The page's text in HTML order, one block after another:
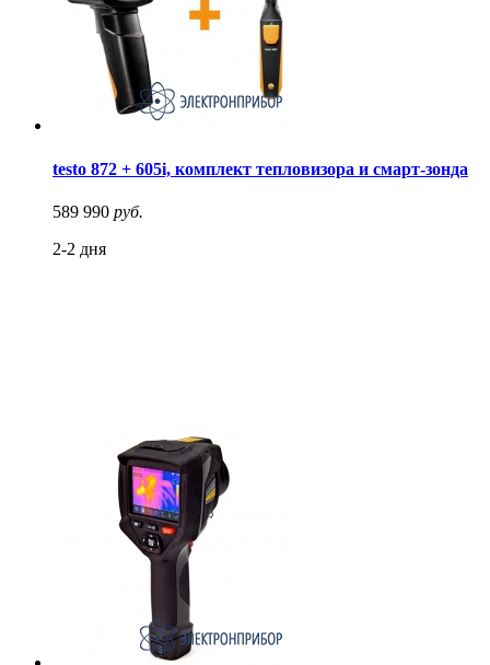
testo 872 + 605i, комплект тепловизора и смарт-зонда
589 990 руб.
2-2 дня